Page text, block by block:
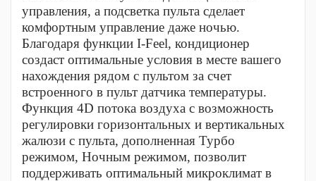
управления, а подсветка пульта сделает
комфортным управление даже ночью.
Благодаря функции I-Feel, кондиционер
создаст оптимальные условия в месте вашего
нахождения рядом с пультом за счет
встроенного в пульт датчика температуры.
Функция 4D потока воздуха с возможность
регулировки горизонтальных и вертикальных
жалюзи с пульта, дополненная Турбо
режимом, Ночным режимом, позволит
поддерживать оптимальный микроклимат в